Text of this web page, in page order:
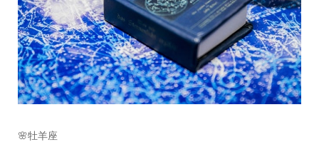
🌸牡羊座